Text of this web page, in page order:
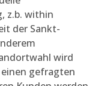
z.b. within
der Sankt-
wird
gefragten